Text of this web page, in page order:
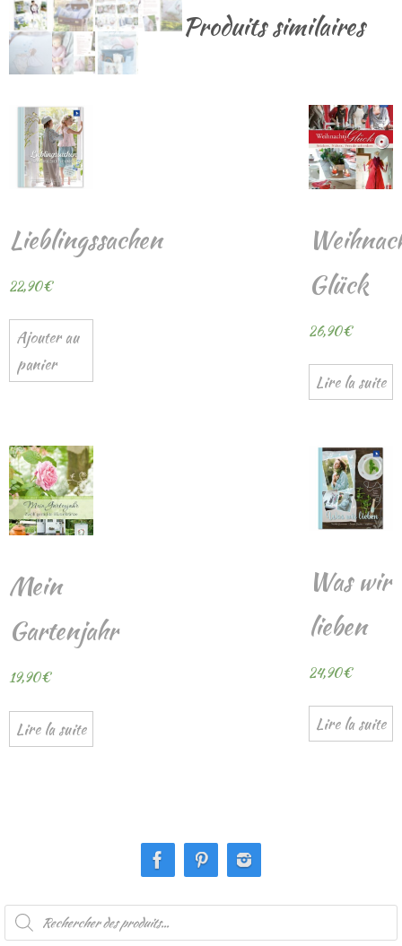
Produits similaires
Lieblingssachen
22,90€
Ajouter au
panier
Glück
26,90€
Lire la suite
Mein
Gartenjahr
19,90€
Lire la suite
Was wir
lieben
24,90€
Lire la suite
Recherche
produits